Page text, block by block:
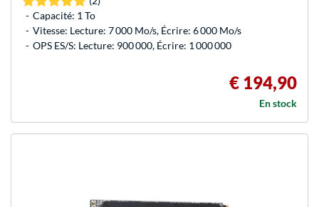
Capacité: 1 To
Vitesse: Lecture: 7 000 Mo/s, Écrire: 6 000 Mo/s
OPS ES/S: Lecture: 900 000, Écrire: 1 000 000
€ 194,90
En stock